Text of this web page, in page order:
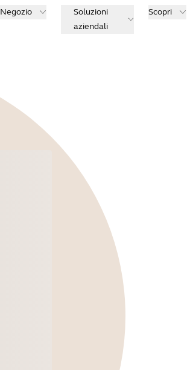
Negozio
Soluzioni
aziendali
Scopri